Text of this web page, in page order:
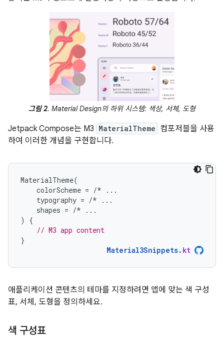
그림 2. Material Design의 하위 시스템: 색상, 서체, 도형
Jetpack Compose는 M3 MaterialTheme 컴포저블을 사용
하여 이러한 개념을 구현합니다.
MaterialTheme(
colorScheme = /*
...
typography = /*
...
shapes = /*
...
)
{
// M3 app content
}
Material3Snippets. kt
애플리케이션 콘텐츠의 테마를 지정하려면 앱에 맞는 색 구성
표, 서체, 도형을 정의하세요.
색 구성표